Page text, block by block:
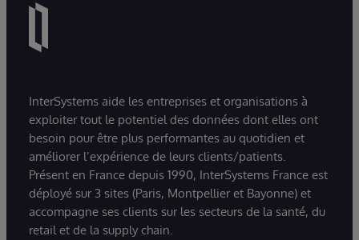
InterSystems aide les entreprises et organisations à
exploiter tout le potentiel des données dont elles ont
besoin pour être plus performantes au quotidien et
améliorer l’expérience de leurs clients/patients.
Présent en France depuis 1990, InterSystems France est
déployé sur 3 sites (Paris, Montpellier et Bayonne) et
accompagne ses clients sur les secteurs de la santé, du
retail et de la supply chain.